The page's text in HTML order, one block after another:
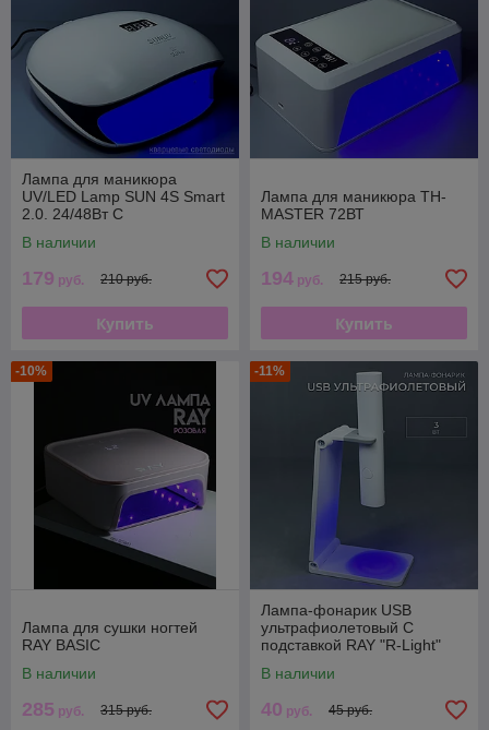
Лампа для маникюра
UV/LED Lamp SUN 4S Smart
2.0. 24/48Вт С
СВЕТОДИОДАМИ ЧЕРНАЯ
В наличии
179 руб. 210 руб.
Купить
Лампа для маникюра TH-
MASTER 72ВТ
В наличии
194 руб. 215 руб.
Купить
-10%
Лампа для сушки ногтей
RAY BASIC
В наличии
285 руб. 315 руб.
-11%
Лампа-фонарик USB
ультрафиолетовый С
подставкой RAY "R-Light"
В наличии
40 руб. 45 руб.